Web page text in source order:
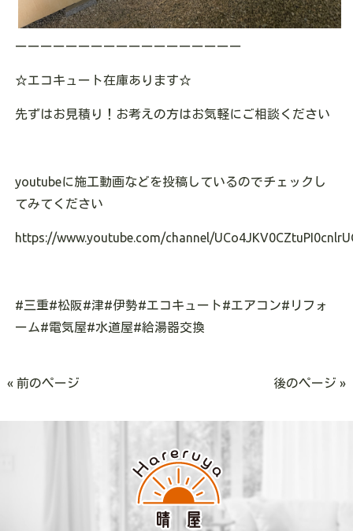
ーーーーーーーーーーーーーーーーーー
☆エコキュート在庫あります☆
先ずはお見積り！お考えの方はお気軽にご相談ください
youtubeに施工動画などを投稿しているのでチェックし
てみてください
https://www.youtube.com/channel/
#三重#松阪#津#伊勢#エコキュート#エアコン#リフォ
ーム#電気屋#水道屋#給湯器交換
« 前のページ 後のページ »